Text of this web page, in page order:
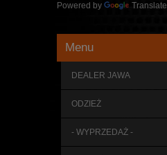
Powered by Translate
Menu
DEALER JAWA
ODZIEŻ
- WYPRZEDAŻ -